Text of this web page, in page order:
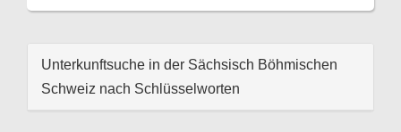
Unterkunftsuche in der Sächsisch Böhmischen
Schweiz nach Schlüsselworten